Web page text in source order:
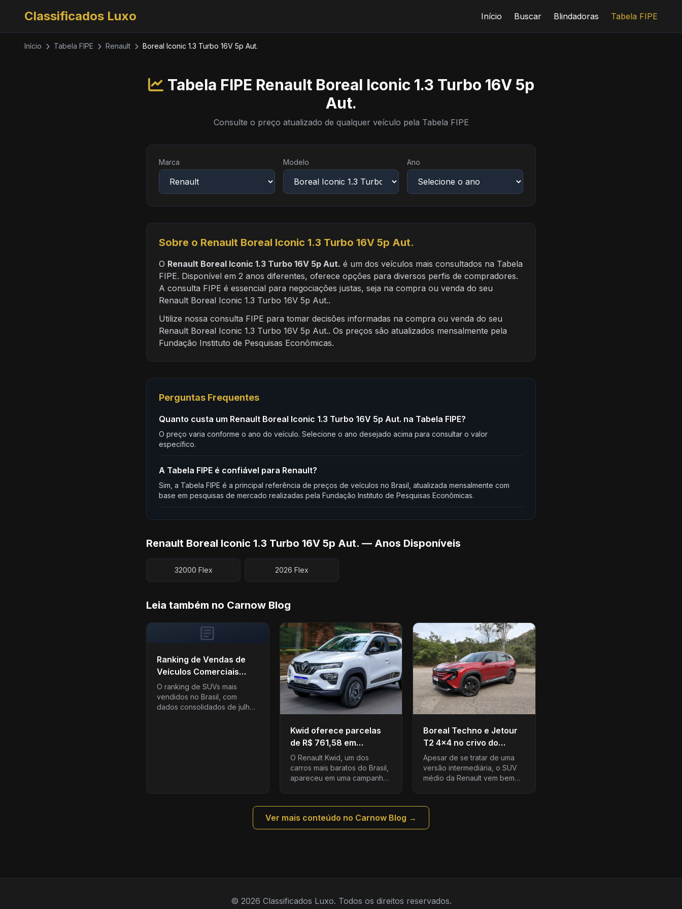
Classificados Luxo Início Buscar Blindadoras Tabela FIPE
Início Tabela FIPE Renault Boreal Iconic 1.3 Turbo 16V 5p Aut.
Tabela FIPE Renault Boreal Iconic 1.3 Turbo 16V 5p
Aut.
Consulte o preço atualizado de qualquer veículo pela Tabela FIPE
Marca Modelo Ano
Sobre o Renault Boreal Iconic 1.3 Turbo 16V 5p Aut.
O Renault Boreal Iconic 1.3 Turbo 16V 5p Aut. é um dos veículos mais consultados na Tabela
FIPE. Disponível em 2 anos diferentes, oferece opções para diversos perfis de compradores.
A consulta FIPE é essencial para negociações justas, seja na compra ou venda do seu
Renault Boreal Iconic 1.3 Turbo 16V 5p Aut..
Utilize nossa consulta FIPE para tomar decisões informadas na compra ou venda do seu
Renault Boreal Iconic 1.3 Turbo 16V 5p Aut.. Os preços são atualizados mensalmente pela
Fundação Instituto de Pesquisas Econômicas.
Perguntas Frequentes
Quanto custa um Renault Boreal Iconic 1.3 Turbo 16V 5p Aut. na Tabela FIPE?
O preço varia conforme o ano do veículo. Selecione o ano desejado acima para consultar o valor
específico.
A Tabela FIPE é confiável para Renault?
Sim, a Tabela FIPE é a principal referência de preços de veículos no Brasil, atualizada mensalmente com
base em pesquisas de mercado realizadas pela Fundação Instituto de Pesquisas Econômicas.
Renault Boreal Iconic 1.3 Turbo 16V 5p Aut. — Anos Disponíveis
32000 Flex 2026 Flex
Leia também no Carnow Blog
article
Ranking de Vendas de
Veículos Comerciais
Leves – Julho de 2026
O ranking de SUVs mais
vendidos no Brasil, com
dados consolidados de julho
Kwid oferece parcelas
de R$ 761,58 em
condição com entrada
O Renault Kwid, um dos
carros mais baratos do Brasil,
apareceu em uma campanha
R$ 761,58 por mês….
Boreal Techno e Jetour
T2 4×4 no crivo do
especialista
Apesar de se tratar de uma
versão intermediária, o SUV
médio da Renault vem bem
Techno), câmera…
Ver mais conteúdo no Carnow Blog →
© 2026 Classificados Luxo. Todos os direitos reservados.